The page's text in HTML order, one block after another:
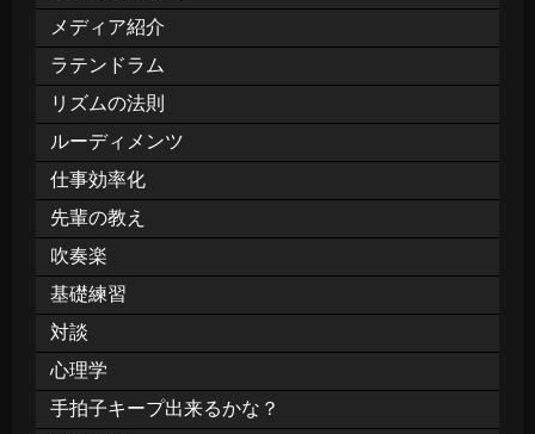
メディア紹介
ラテンドラム
リズムの法則
ルーディメンツ
仕事効率化
先輩の教え
吹奏楽
基礎練習
対談
心理学
手拍子キープ出来るかな？